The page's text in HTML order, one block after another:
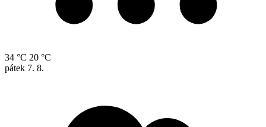
34 °C 20 °C
pátek 7. 8.